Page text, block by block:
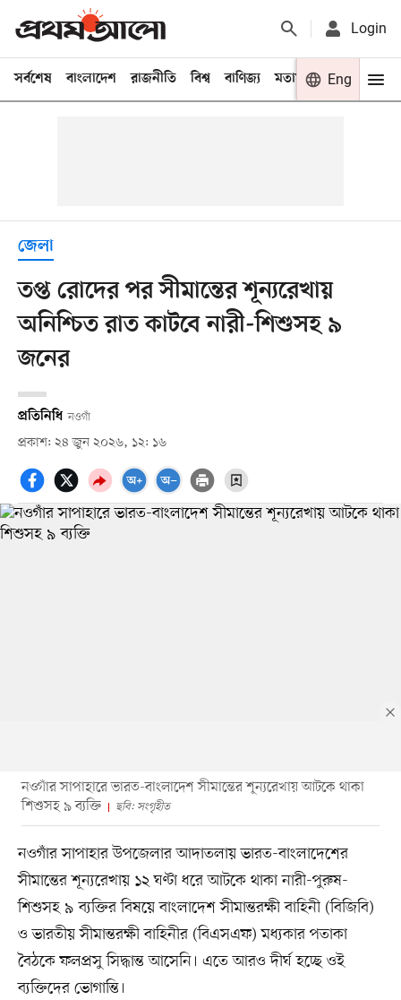
Login
সর্বশেষ বাংলাদেশ রাজনীতি বিশ্ব বাণিজ্য মতামত খেলা
Eng
জেলা
তপ্ত রোদের পর সীমান্তের শূন্যরেখায়
অনিশ্চিত রাত কাটবে নারী-শিশুসহ ৯
জনের
প্রতিনিধি নওগাঁ
প্রকাশ: ২৪ জুন ২০২৬, ১২: ১৬
নওগাঁর সাপাহারে ভারত-বাংলাদেশ সীমান্তের শূন্যরেখায় আটকে থাকা
শিশুসহ ৯ ব্যক্তি
ছবি: সংগৃহীত
নওগাঁর সাপাহার উপজেলার আদাতলায় ভারত-বাংলাদেশের
সীমান্তের শূন্যরেখায় ১২ ঘণ্টা ধরে আটকে থাকা নারী-পুরুষ-
শিশুসহ ৯ ব্যক্তির বিষয়ে বাংলাদেশ সীমান্তরক্ষী বাহিনী (বিজিবি)
ও ভারতীয় সীমান্তরক্ষী বাহিনীর (বিএসএফ) মধ্যকার পতাকা
বৈঠকে ফলপ্রসু সিদ্ধান্ত আসেনি। এতে আরও দীর্ঘ হচ্ছে ওই
ব্যক্তিদের ভোগান্তি।